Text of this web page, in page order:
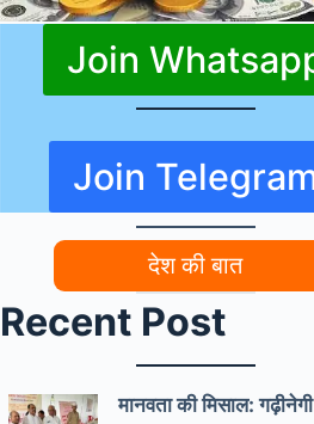
Join
Join
देश की बात
Recent Post
मानवता की मिसाल: